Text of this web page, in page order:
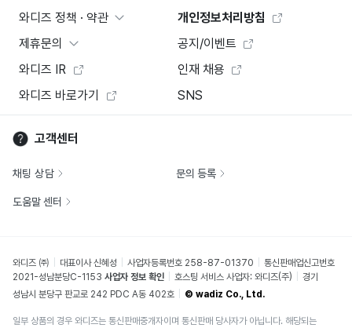
와디즈 정책 · 약관
개인정보처리방침
제휴문의
공지/이벤트
와디즈 IR
인재 채용
와디즈 바로가기
SNS
고객센터
채팅 상담 문의 등록
도움말 센터
와디즈 ㈜ 대표이사 신혜성 사업자등록번호 258-87-01370
통신판매업신고번호
2021-성남분당C-1153 사업자 정보 확인 호스팅 서비스 사업자: 와디즈(주)
경기
성남시 분당구 판교로 242 PDC A동 402호
© wadiz Co., Ltd.
일부 상품의 경우 와디즈는 통신판매중개자이며 통신판매 당사자가 아닙니다. 해당되는